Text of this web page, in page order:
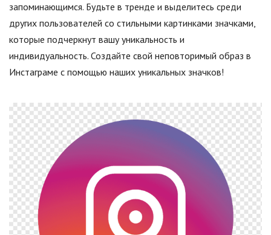
запоминающимся. Будьте в тренде и выделитесь среди
других пользователей со стильными картинками значками,
которые подчеркнут вашу уникальность и
индивидуальность. Создайте свой неповторимый образ в
Инстаграме с помощью наших уникальных значков!